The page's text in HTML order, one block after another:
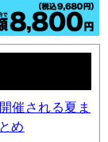
催される夏ま
め